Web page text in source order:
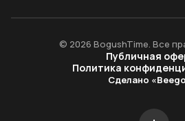
© 2026 BogushTime. Все
Публичная
Политика
Сделано